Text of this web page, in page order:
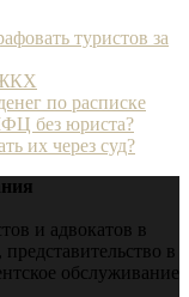
туристов за
ЖКХ
по расписке
без юриста?
их через суд?
и адвокатов в
в
обслуживание